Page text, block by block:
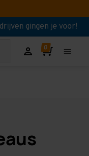
gingen je voor!